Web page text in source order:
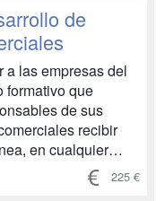
Técnicas de
dimensiones de
de
a las empresas del
formativo que
de sus
recibir
en cualquier
desplazamientos y
relevante sus
225 €